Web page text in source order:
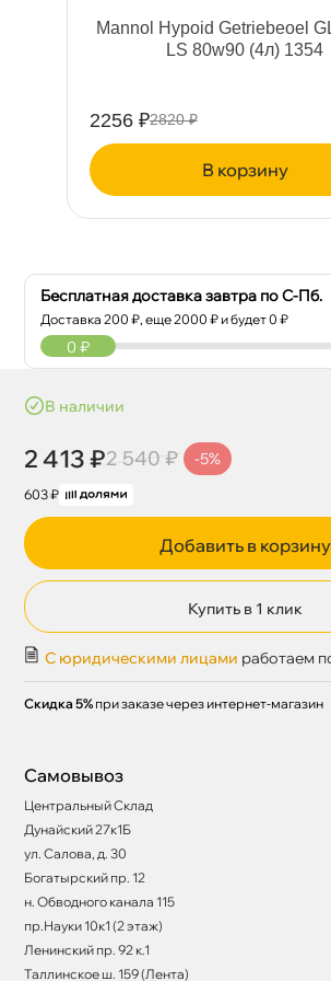
Mannol Hypoid Getriebeoel
LS 80w90 (4л) 1354
2256 ₽2820 ₽
корзину
Бесплатная доставка завтра по С-Пб.
Доставка200 ₽, еще2000 ₽ и будет 0 ₽
0 ₽
наличии
2 413 ₽2 540 ₽ -5%
603 ₽
Добавить в корзину
Купить в 1 клик
С юридическими лицами работаем
Скидка 5% при заказе через интернет-магазин
Самовывоз
Центральный Склад
Дунайский 27к1Б
ул. Салова, д. 30
Богатырский пр. 12
н. Обводного канала 115
пр.Науки 10к1 (2 этаж)
Ленинский пр. 92 к.1
Таллинское ш. 159 (Лента)